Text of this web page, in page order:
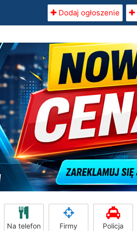
Dodaj ogłoszenie
Na telefon Firmy Policja